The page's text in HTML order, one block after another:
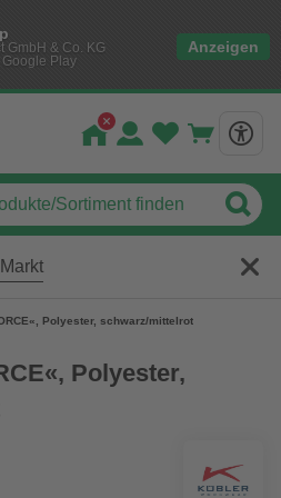
GmbH & Co. KG
Google Play
Anzeigen
Polyester, schwarz/mittelrot
Polyester,